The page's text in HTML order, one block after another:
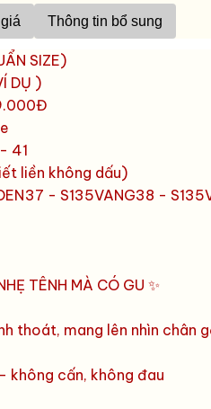
Thông tin bổ sung
SIZE)
DỤ )
41
liền không dấu)
- S135VANG38 -
TÊNH MÀ CÓ GU ✨
thoát, mang lên nhìn chân
không cấn, không đau